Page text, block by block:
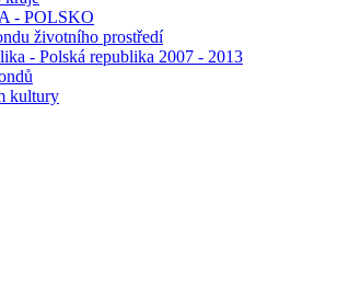
- POLSKO
životního prostředí
- Polská republika 2007 - 2013
kultury